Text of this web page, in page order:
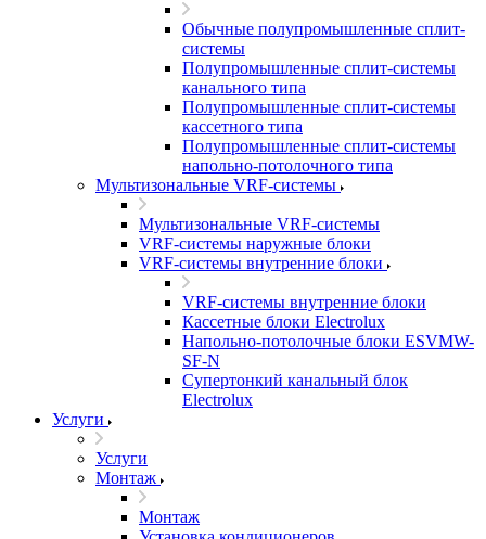
Обычные полупромышленные сплит-
системы
Полупромышленные сплит-системы
канального типа
Полупромышленные сплит-системы
кассетного типа
Полупромышленные сплит-системы
напольно-потолочного типа
Мультизональные VRF-системы
Мультизональные VRF-системы
VRF-системы наружные блоки
VRF-системы внутренние блоки
VRF-системы внутренние блоки
Кассетные блоки Electrolux
Напольно-потолочные блоки ESVMW-
SF-N
Супертонкий канальный блок
Electrolux
Услуги
Услуги
Монтаж
Монтаж